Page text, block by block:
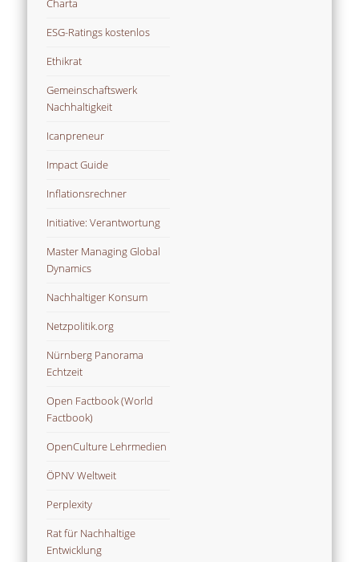
Charta
ESG-Ratings kostenlos
Ethikrat
Gemeinschaftswerk
Nachhaltigkeit
Icanpreneur
Impact Guide
Inflationsrechner
Initiative: Verantwortung
Master Managing Global
Dynamics
Nachhaltiger Konsum
Netzpolitik.org
Nürnberg Panorama
Echtzeit
Open Factbook (World
Factbook)
OpenCulture Lehrmedien
ÖPNV Weltweit
Perplexity
Rat für Nachhaltige
Entwicklung